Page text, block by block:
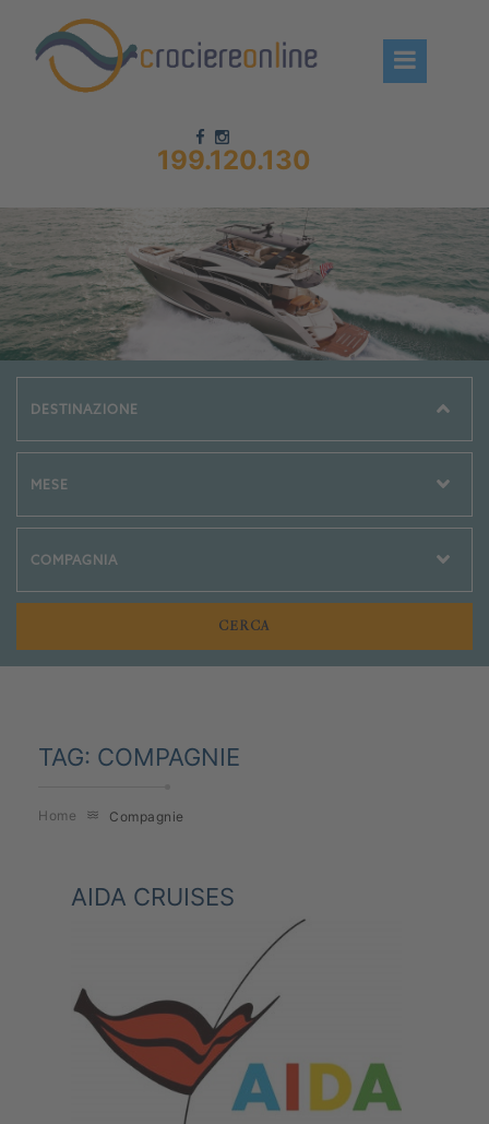
199.120.130
Chi siamo – CrociereOnLine
Destinazioni Crociere
Prenota crociere
News
TAG: COMPAGNIE
Home Compagnie
AIDA CRUISES